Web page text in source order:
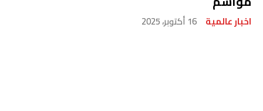
اخبار عالمية 16 أكتوبر، 2025